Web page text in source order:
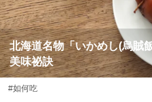
北海道名物「いかめし(烏賊
美味祕訣
#如何吃